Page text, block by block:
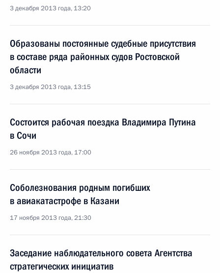
3 декабря 2013 года, 13:20
Образованы постоянные судебные присутствия
в составе ряда районных судов Ростовской
области
3 декабря 2013 года, 13:15
Состоится рабочая поездка Владимира Путина
в Сочи
26 ноября 2013 года, 17:00
Соболезнования родным погибших
в авиакатастрофе в Казани
17 ноября 2013 года, 21:30
Заседание наблюдательного совета Агентства
стратегических инициатив